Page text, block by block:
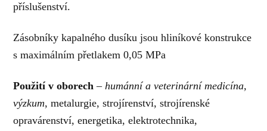
příslušenství.
Zásobníky kapalného dusíku jsou hliníkové konstrukce
s maximálním přetlakem 0,05 MPa
Použití v oborech –humánní a veterinární medicína,
výzkum, metalurgie, strojírenství, strojírenské
opravárenství, energetika, elektrotechnika,